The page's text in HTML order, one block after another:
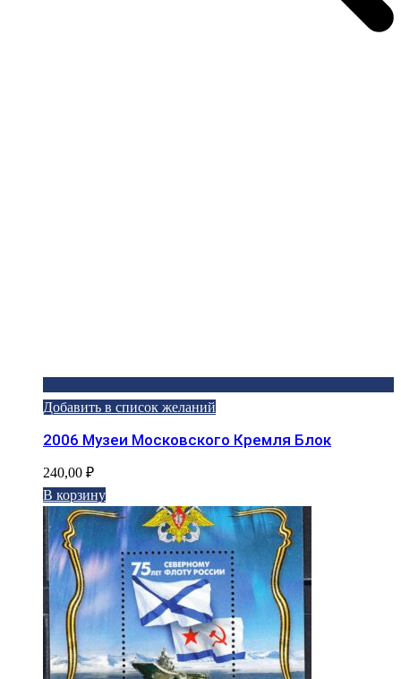
Добавить в список желаний
2006 Музеи Московского Кремля Блок
240,00 ₽
В корзину